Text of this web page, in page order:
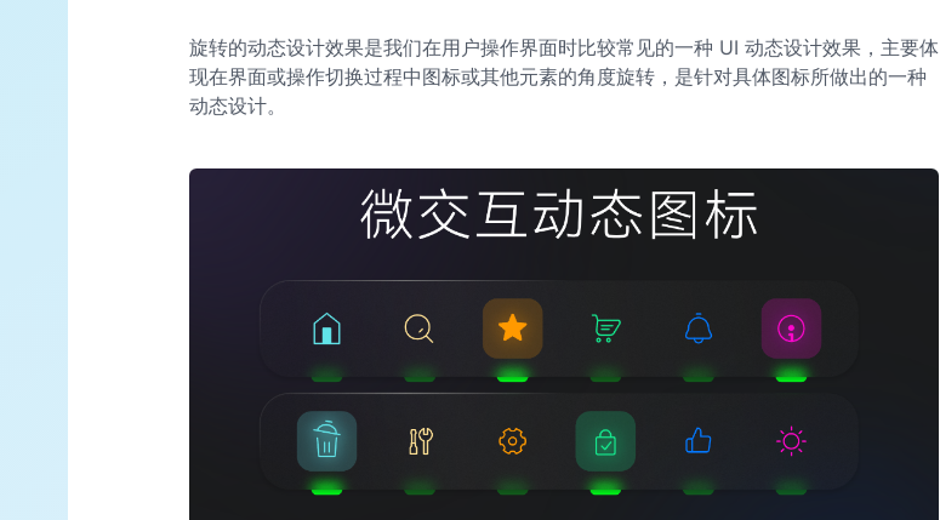
旋转的动态设计效果是我们在用户操作界面时比较常见的一种 UI 动态设计效果，主要体
现在界面或操作切换过程中图标或其他元素的角度旋转，是针对具体图标所做出的一种
动态设计。